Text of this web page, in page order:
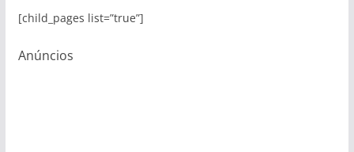
[child_pages list=”true”]
Anúncios